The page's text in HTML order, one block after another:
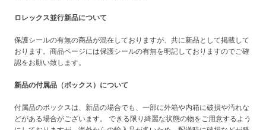
ロレックス並行新品について
保護シールの有無の商品が混在しておりますが、共に新品として掲載して
おります。商品ページには保護シールの有無を明記しておりますのでご確
認をお願い致します。
新品の付属品（ボックス）について
付属品のボックスは、新品の場合でも、一部に外箱や内箱に破損や汚れな
どがある場合がございます。 できる限り綺麗な状態の物をご用意するよう